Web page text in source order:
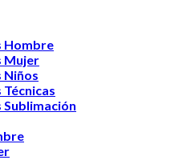
Hombre
Mujer
Niños
Sublimación